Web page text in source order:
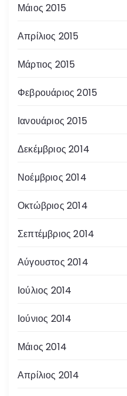
Μάιος 2015
Απρίλιος 2015
Μάρτιος 2015
Φεβρουάριος 2015
Ιανουάριος 2015
Δεκέμβριος 2014
Νοέμβριος 2014
Οκτώβριος 2014
Σεπτέμβριος 2014
Αύγουστος 2014
Ιούλιος 2014
Ιούνιος 2014
Μάιος 2014
Απρίλιος 2014